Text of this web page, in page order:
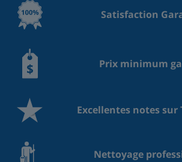
Satisfaction
Prix minimum
Excellentes notes
Nettoyage